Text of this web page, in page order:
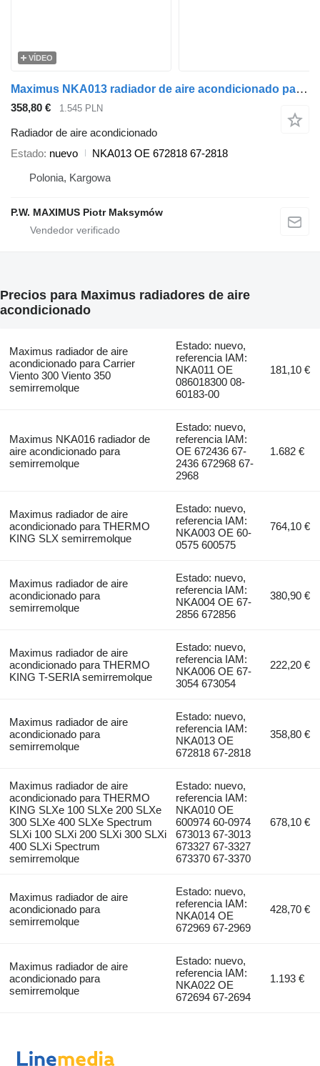
VÍDEO
Maximus NKA013 radiador de aire acondicionado para semirremolque
358,80 € 1.545 PLN
Radiador de aire acondicionado
Estado nuevo
NKA013 OE 672818 67-2818
Polonia, Kargowa
P.W. MAXIMUS Piotr Maksymów
Precios para Maximus radiadores de aire
acondicionado
Maximus radiador de aire
acondicionado para Carrier
Viento 300 Viento 350
semirremolque
Estado: nuevo,
referencia IAM:
NKA011 OE
086018300 08-
60183-00
181,10 €
Maximus NKA016 radiador de
aire acondicionado para
semirremolque
Estado: nuevo,
referencia IAM:
OE 672436 67-
2436 672968 67-
2968
1.682 €
Maximus radiador de aire
acondicionado para THERMO
KING SLX semirremolque
Estado: nuevo,
referencia IAM:
NKA003 OE 60-
0575 600575
764,10 €
Maximus radiador de aire
acondicionado para
semirremolque
Estado: nuevo,
referencia IAM:
NKA004 OE 67-
2856 672856
380,90 €
Maximus radiador de aire
acondicionado para THERMO
KING T-SERIA semirremolque
Estado: nuevo,
referencia IAM:
NKA006 OE 67-
3054 673054
222,20 €
Maximus radiador de aire
acondicionado para
semirremolque
Estado: nuevo,
referencia IAM:
NKA013 OE
672818 67-2818
358,80 €
Maximus radiador de aire
acondicionado para THERMO
KING SLXe 100 SLXe 200 SLXe
300 SLXe 400 SLXe Spectrum
SLXi 100 SLXi 200 SLXi 300 SLXi
400 SLXi Spectrum
semirremolque
Estado: nuevo,
referencia IAM:
NKA010 OE
600974 60-0974
673013 67-3013
673327 67-3327
673370 67-3370
678,10 €
Maximus radiador de aire
acondicionado para
semirremolque
Estado: nuevo,
referencia IAM:
NKA014 OE
672969 67-2969
428,70 €
Maximus radiador de aire
acondicionado para
semirremolque
Estado: nuevo,
referencia IAM:
NKA022 OE
672694 67-2694
1.193 €